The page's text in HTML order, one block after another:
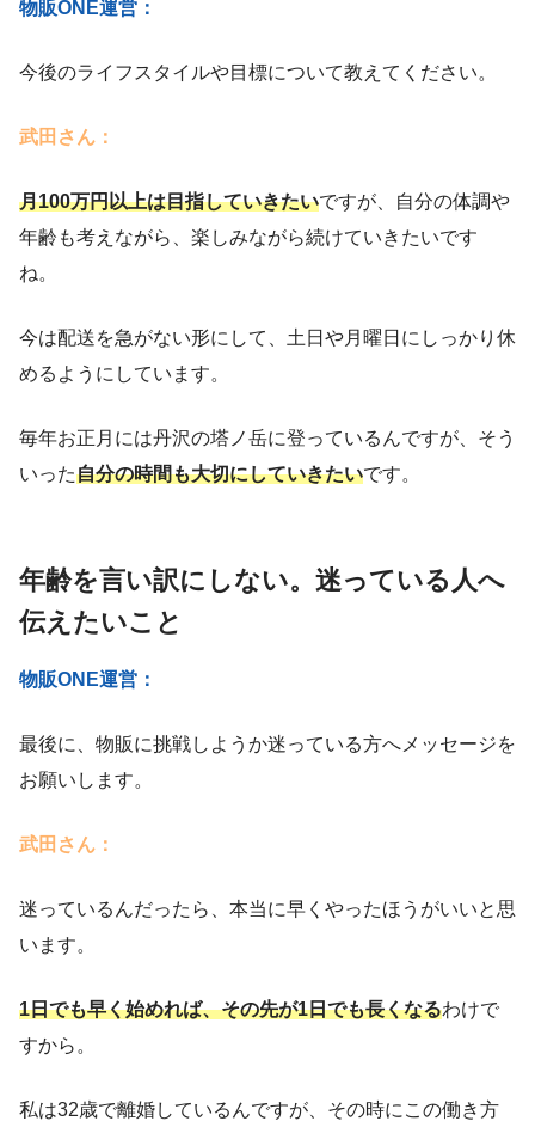
物販ONE運営：
今後のライフスタイルや目標について教えてください。
武田さん：
月100万円以上は目指していきたいですが、自分の体調や
年齢も考えながら、楽しみながら続けていきたいです
ね。
今は配送を急がない形にして、土日や月曜日にしっかり休
めるようにしています。
毎年お正月には丹沢の塔ノ岳に登っているんですが、そう
いった自分の時間も大切にしていきたいです。
年齢を言い訳にしない。迷っている人へ
伝えたいこと
物販ONE運営：
最後に、物販に挑戦しようか迷っている方へメッセージを
お願いします。
武田さん：
迷っているんだったら、本当に早くやったほうがいいと思
います。
1日でも早く始めれば、その先が1日でも長くなるわけで
すから。
私は32歳で離婚しているんですが、その時にこの働き方